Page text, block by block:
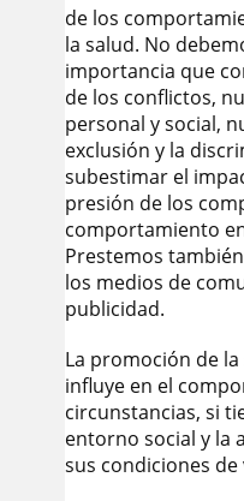
de los
la salud. No
importancia que
de los conflictos,
personal y social,
exclusión y la
subestimar el
presión de los
comportamiento
Prestemos
los medios de
publicidad.
La promoción de la
influye en el
circunstancias, si
entorno social y la
sus condiciones de